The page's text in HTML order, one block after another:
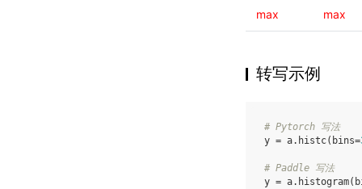
max max
转写示例
# Pytorch 写法
y = a. histc( bins=
# Paddle 写法
y = a. histogram(